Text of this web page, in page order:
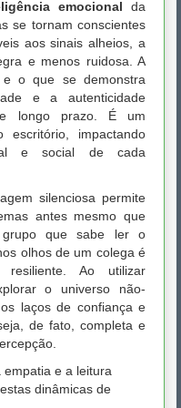
emocional da
se tornam conscientes
aos sinais alheios, a
e menos ruidosa. A
o que se demonstra
e a autenticidade
longo prazo. É um
escritório, impactando
e social de cada
silenciosa permite
antes mesmo que
grupo que sabe ler o
olhos de um colega é
Ao utilizar
o universo não-
laços de confiança e
de fato, completa e
e a leitura
dinâmicas de